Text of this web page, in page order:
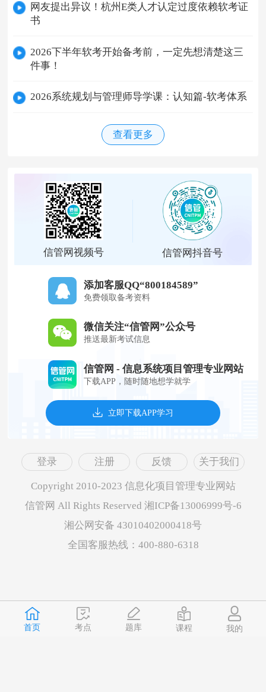
首页 考点 题库 课程 我的
网友提出异议！杭州E类人才认定过度依赖软考证
书
2026下半年软考开始备考前，一定先想清楚这三
件事！
2026系统规划与管理师导学课：认知篇-软考体系
查看更多
信管网视频号 信管网抖音号
添加客服QQ“800184589”
免费领取备考资料
微信关注“信管网”公众号
推送最新考试信息
信管网 - 信息系统项目管理专业网站
下载APP，随时随地想学就学
立即下载APP学习
登录 注册 反馈 关于我们
Copyright 2010-2023 信息化项目管理专业网站
信管网 All Rights Reserved 湘ICP备13006999号-6
湘公网安备 43010402000418号
全国客服热线：400-880-6318